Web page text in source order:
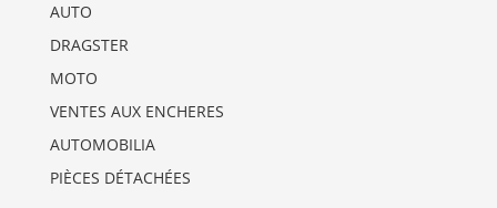
AUTO
DRAGSTER
MOTO
VENTES AUX ENCHERES
AUTOMOBILIA
PIÈCES DÉTACHÉES